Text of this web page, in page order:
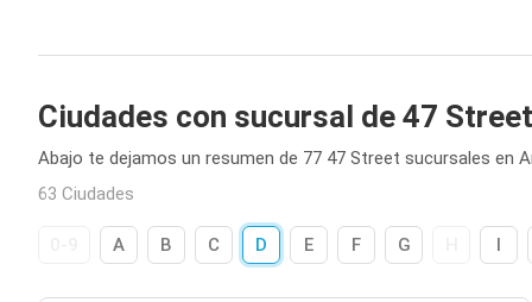
Ciudades con sucursal de 47 Street
Abajo te dejamos un resumen de 77 47 Street sucursales en
63 Ciudades
A B C D E F G I